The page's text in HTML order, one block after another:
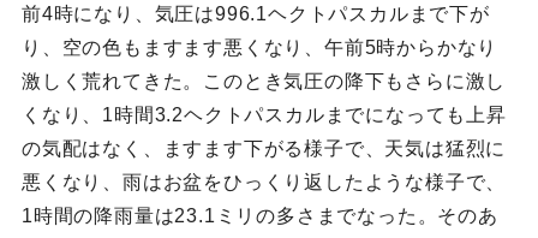
前4時になり、気圧は996.1ヘクトパスカルまで下が
り、空の色もますます悪くなり、午前5時からかなり
激しく荒れてきた。このとき気圧の降下もさらに激し
くなり、1時間3.2ヘクトパスカルまでになっても上昇
の気配はなく、ますます下がる様子で、天気は猛烈に
悪くなり、雨はお盆をひっくり返したような様子で、
1時間の降雨量は23.1ミリの多さまでなった。そのあ